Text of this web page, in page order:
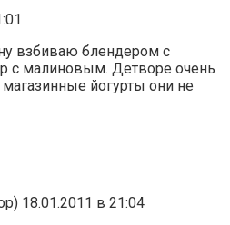
взбиваю блендером с
с малиновым. Детворе очень
магазинные йогурты они не
18.01.2011 в 21:04